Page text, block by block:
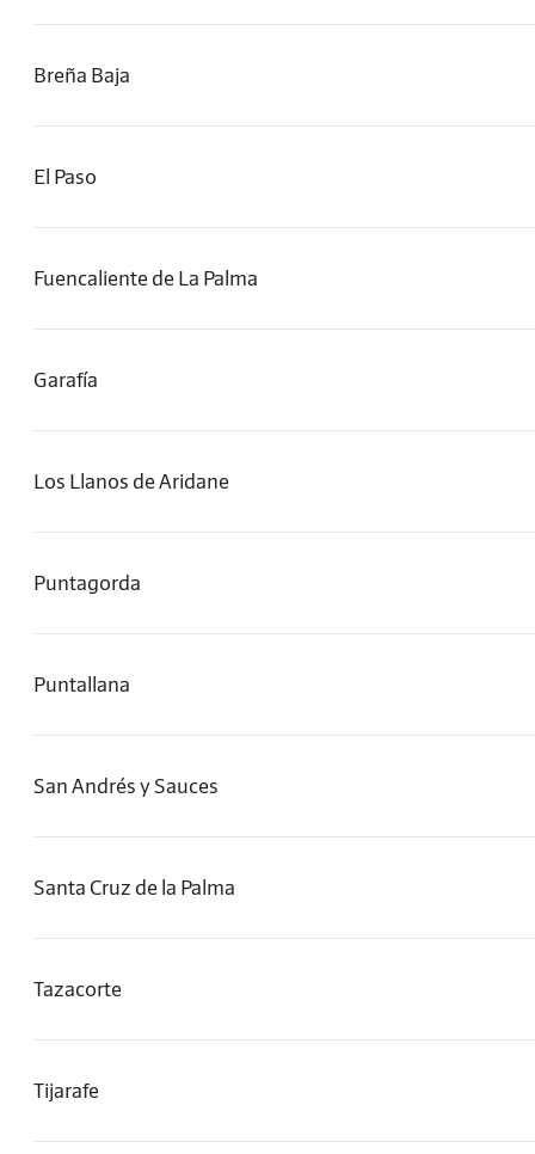
Breña Baja
El Paso
Fuencaliente de La Palma
Garafía
Los Llanos de Aridane
Puntagorda
Puntallana
San Andrés y Sauces
Santa Cruz de la Palma
Tazacorte
Tijarafe